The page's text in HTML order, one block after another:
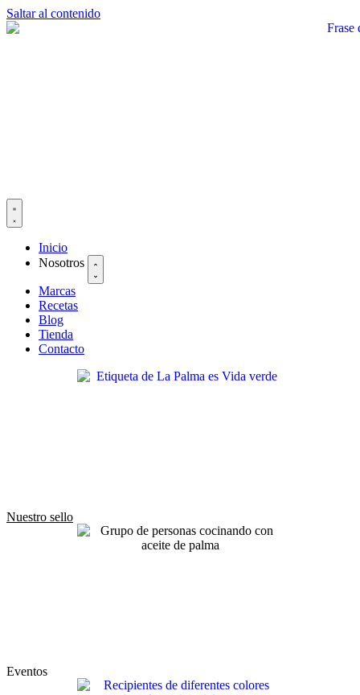
Saltar al contenido
Inicio
Nosotros
Marcas
Recetas
Blog
Tienda
Contacto
Nuestro sello
Eventos